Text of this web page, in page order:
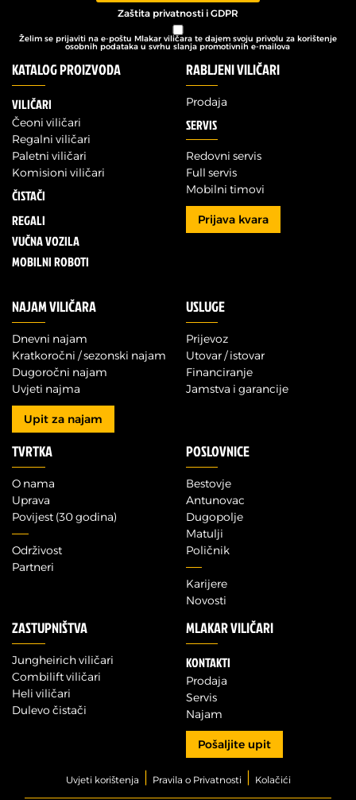
Zaštita privatnosti i GDPR
Želim se prijaviti na e-poštu Mlakar viličara te dajem svoju privolu za korištenje
osobnih podataka u svrhu slanja promotivnih e-mailova
KATALOG PROIZVODA
VILIČARI
Čeoni viličari
Regalni viličari
Paletni viličari
Komisioni viličari
ČISTAČI
REGALI
VUČNA VOZILA
MOBILNI ROBOTI
RABLJENI VILIČARI
Prodaja
SERVIS
Redovni servis
Full servis
Mobilni timovi
Prijava kvara
NAJAM VILIČARA
Dnevni najam
Kratkoročni / sezonski najam
Dugoročni najam
Uvjeti najma
Upit za najam
USLUGE
Prijevoz
Utovar / istovar
Financiranje
Jamstva i garancije
TVRTKA
O nama
Uprava
Povijest (30 godina)
Održivost
Partneri
POSLOVNICE
Bestovje
Antunovac
Dugopolje
Matulji
Poličnik
Karijere
Novosti
ZASTUPNIŠTVA
Jungheirich viličari
Combilift viličari
Heli viličari
Dulevo čistači
MLAKAR VILIČARI
KONTAKTI
Prodaja
Servis
Najam
Pošaljite upit
Uvjeti korištenja Pravila o Privatnosti Kolačići